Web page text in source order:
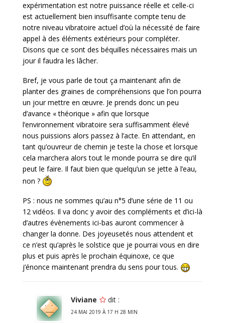
expérimentation est notre puissance réelle et celle-ci
est actuellement bien insuffisante compte tenu de
notre niveau vibratoire actuel d’où la nécessité de faire
appel à des éléments extérieurs pour compléter.
Disons que ce sont des béquilles nécessaires mais un
jour il faudra les lâcher.
Bref, je vous parle de tout ça maintenant afin de
planter des graines de compréhensions que l’on pourra
un jour mettre en œuvre. Je prends donc un peu
d’avance « théorique » afin que lorsque
l’environnement vibratoire sera suffisamment élevé
nous puissions alors passez à l’acte. En attendant, en
tant qu’ouvreur de chemin je teste la chose et lorsque
cela marchera alors tout le monde pourra se dire qu’il
peut le faire. Il faut bien que quelqu’un se jette à l’eau,
non ?
PS : nous ne sommes qu’au n°5 d’une série de 11 ou
12 vidéos. Il va donc y avoir des compléments et d’ici-là
d’autres évènements ici-bas auront commencer à
changer la donne. Des joyeusetés nous attendent et
ce n’est qu’après le solstice que je pourrai vous en dire
plus et puis après le prochain équinoxe, ce que
j’énonce maintenant prendra du sens pour tous.
Viviane dit :
24 MAI 2019 À 17 H 28 MIN